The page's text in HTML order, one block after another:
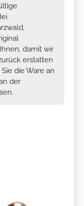
damit wir
erstatten
die Ware an
der